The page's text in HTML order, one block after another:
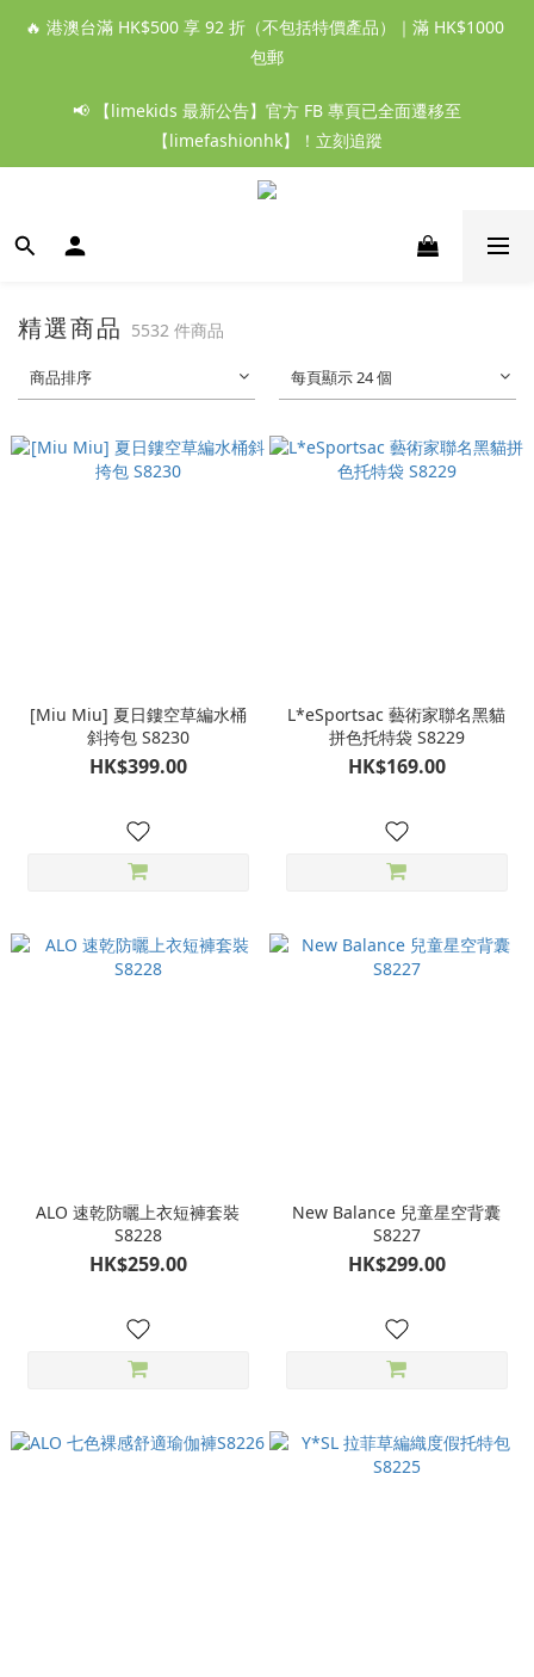
🔥 港澳台滿 HK$500 享 92 折（不包括特價產品）｜滿 HK$1000
包郵
📢 【limekids 最新公告】官方 FB 專頁已全面遷移至
【limefashionhk】！立刻追蹤
精選商品 5532 件商品
商品排序 每頁顯示 24 個
[Miu Miu] 夏日鏤空草編水桶
斜挎包 S8230
HK$399.00
L*eSportsac 藝術家聯名黑貓
拼色托特袋 S8229
HK$169.00
ALO 速乾防曬上衣短褲套裝
S8228
HK$259.00
New Balance 兒童星空背囊
S8227
HK$299.00